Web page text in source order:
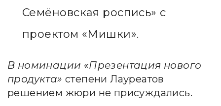
Семёновская роспись» с
проектом «Мишки».
В номинации «Презентация нового
продукта» степени Лауреатов
решением жюри не присуждались.